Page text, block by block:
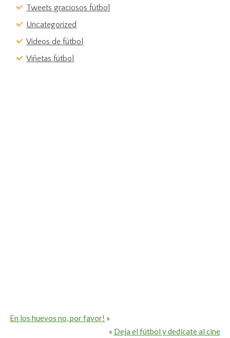
Tweets graciosos fútbol
Uncategorized
Vídeos de fútbol
Viñetas fútbol
En los huevos no, por favor! »
« Deja el fútbol y dedícate al cine